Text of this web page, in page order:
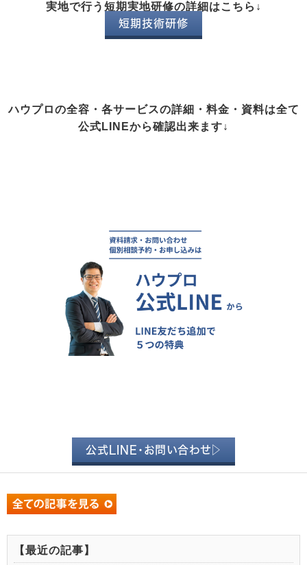
実地で行う短期実地研修の詳細はこちら↓
短期技術研修
ハウプロの全容・各サービスの詳細・料金・資料は全て
公式LINEから確認出来ます↓
公式LINE・お問い合わせ▷
【最近の記事】